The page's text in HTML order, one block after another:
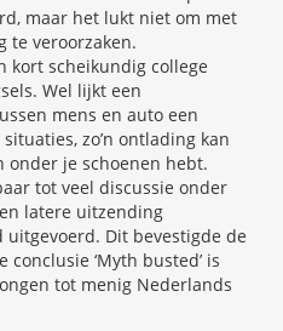
maar het lukt niet om met
te veroorzaken.
kort scheikundig college
Wel lijkt een
mens en auto een
zo’n ontlading kan
je schoenen hebt.
tot veel discussie onder
latere uitzending
Dit bevestigde de
‘Myth busted’ is
tot menig Nederlands